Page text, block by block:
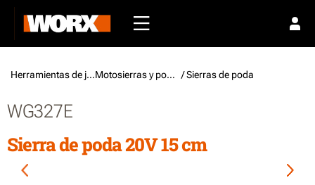
Herramientas de jardín / Motosierras y podadoras / Sierras de poda
WG327E
Sierra de poda 20V 15 cm